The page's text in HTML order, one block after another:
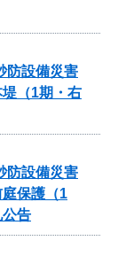
防設備災害
（1期・右
防設備災害
保護（1
告